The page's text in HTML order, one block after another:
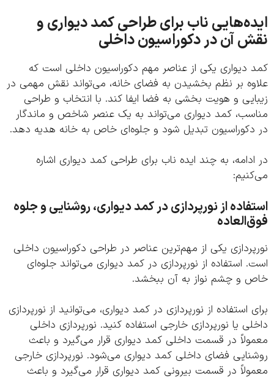
ناب برای طراحی کمد دیواری و
آن در دکوراسیون داخلی
دیواری یکی از عناصر مهم دکوراسیون داخلی است که
بر نظم بخشیدن به فضای خانه، می‌تواند نقش مهمی در
و هویت بخشی به فضا ایفا کند. با انتخاب و طراحی
کمد دیواری می‌تواند به یک عنصر شاخص و ماندگار
تبدیل شود و جلوه‌ای خاص به خانه هدیه دهد.
به چند ایده ناب برای طراحی کمد دیواری اشاره
از نورپردازی در کمد دیواری، روشنایی و جلوه
یکی از مهم‌ترین عناصر در طراحی دکوراسیون داخلی
استفاده از نورپردازی در کمد دیواری می‌تواند جلوه‌ای
و چشم نواز به آن ببخشد.
استفاده از نورپردازی در کمد دیواری، می‌توانید از نورپردازی
یا نورپردازی خارجی استفاده کنید. نورپردازی داخلی
در قسمت داخلی کمد دیواری قرار می‌گیرد و باعث
فضای داخلی کمد دیواری می‌شود. نورپردازی خارجی
در قسمت بیرونی کمد دیواری قرار می‌گیرد و باعث